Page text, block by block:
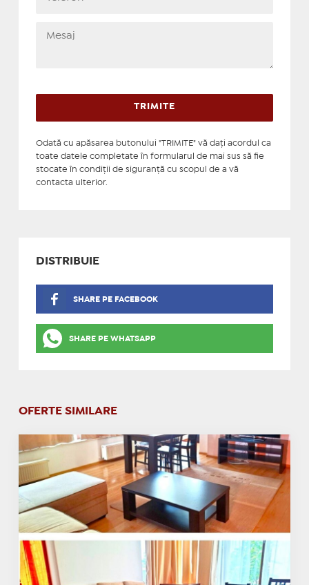
Odată cu apăsarea butonului "TRIMITE" vă daţi acordul ca
toate datele completate în formularul de mai sus să fie
stocate în condiţii de siguranţă cu scopul de a vă
contacta ulterior.
DISTRIBUIE
SHARE PE FACEBOOK
SHARE PE WHATSAPP
OFERTE SIMILARE